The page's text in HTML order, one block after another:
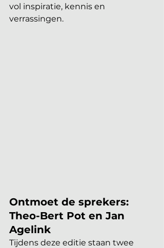
vol inspiratie, kennis en
verrassingen.
Ontmoet de sprekers:
Theo-Bert Pot en Jan
Agelink
Tijdens deze editie staan twee